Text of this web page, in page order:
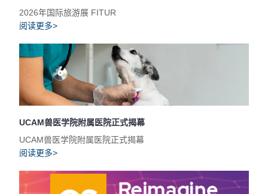
2026年国际旅游展 FITUR
阅读更多>
UCAM兽医学院附属医院正式揭幕
UCAM兽医学院附属医院正式揭幕
阅读更多>